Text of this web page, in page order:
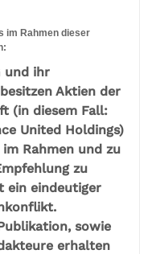
im Rahmen dieser
und ihr
Aktien der
(in diesem Fall:
United Holdings)
Rahmen und zu
zu
ein eindeutiger
sowie
erhalten